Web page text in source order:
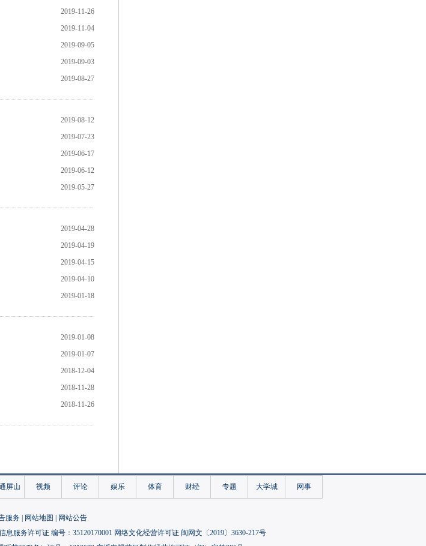
2019-11-26
2019-11-04
2019-09-05
2019-09-03
2019-08-27
2019-08-12
2019-07-23
2019-06-17
2019-06-12
2019-05-27
2019-04-28
2019-04-19
2019-04-15
2019-04-10
2019-01-18
2019-01-08
2019-01-07
2018-12-04
2018-11-28
2018-11-26
屏山 视频 评论 娱乐 体育 财经 专题 大学城 网事
服务 网站地图
网站公告
息服务许可证 编号：35120170001 网络文化经营许可证 闽网文〔2019〕3630-217号